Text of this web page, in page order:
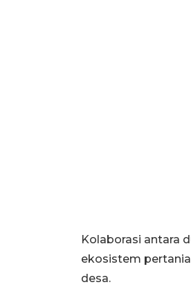
Kolaborasi antara
ekosistem
desa.